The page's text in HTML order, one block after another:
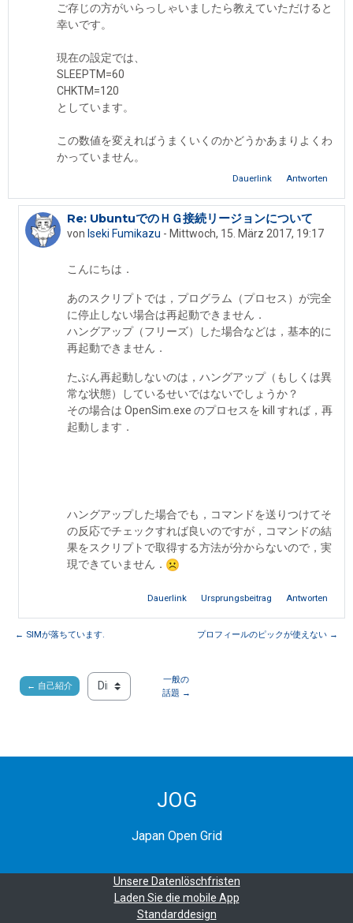
ご存じの方がいらっしゃいましたら教えていただけると
幸いです。
現在の設定では、
SLEEPTM=60
CHKTM=120
としています。
この数値を変えればうまくいくのかどうかあまりよくわ
かっていません。
Dauerlink Antworten
Als Antwort auf teddy Dragoone
Re: UbuntuでのＨＧ接続リージョンについて
von Iseki Fumikazu - Mittwoch, 15. März 2017, 19:17
こんにちは．
あのスクリプトでは，プログラム（プロセス）が完全
に停止しない場合は再起動できません．
ハングアップ（フリーズ）した場合などは，基本的に
再起動できません．
たぶん再起動しないのは，ハングアップ（もしくは異
常な状態）しているせいではないでしょうか？
その場合は OpenSim.exe のプロセスを kill すれば，再
起動します．
ハングアップした場合でも，コマンドを送りつけてそ
の反応でチェックすれば良いのですが，コマンドの結
果をスクリプトで取得する方法が分からないので，実
現できていません．
Dauerlink Ursprungsbeitrag Antworten
← SIMが落ちています. プロフィールのピックが使えない →
← 自己紹介
Direkt zu:
一般の
話題 →
JOG
Japan Open Grid
Unsere Datenlöschfristen
Laden Sie die mobile App
Standarddesign